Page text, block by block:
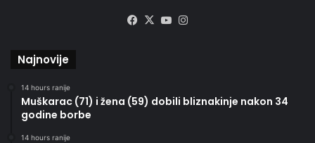
Facebook
X YouTube
Najnovije
14 hours ranije
Muškarac (71) i žena (59) dobili bliznakinje nakon 34
godine borbe
14 hours ranije